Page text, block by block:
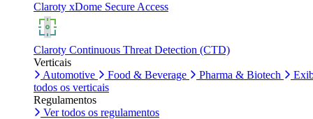
Claroty xDome Secure Access
Claroty Continuous Threat Detection (CTD)
Verticais
Automotive
Food & Beverage Pharma & Biotech
todos os verticais
Regulamentos
Ver todos os regulamentos